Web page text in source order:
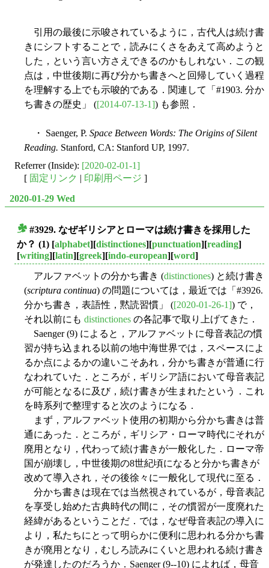
引用の最後に示唆されているように，古代人は続け書
きにシフトすることで，読みにくさをあえて高めようと
した，という言い方さえできるのかもしれない．この観
点は，中世後期に再び分かち書きへと回帰していく過程
を理解する上でも示唆的である．関連して「#1903. 分か
ち書きの歴史」 ([2014-07-13-1]) も参照．
・ Saenger, P. Space Between Words: The Origins of Silent
Reading. Stanford, CA: Stanford UP, 1997.
Referrer (Inside): [2020-02-01-1]
[ 固定リンク | 印刷用ページ ]
2020-01-29 Wed
#3929. なぜギリシアとローマは続け書きを採用した
か？ (1) [alphabet][distinctiones][punctuation][reading]
[writing][latin][greek][indo-european][word]
アルファベットの分かち書き (distinctiones) と続け書き
(scriptura continua) の問題については，最近では「#3926.
分かち書き，表語性，黙読習慣」 ([2020-01-26-1]) で，
それ以前にも distinctiones の各記事で取り上げてきた．
Saenger (9) によると，アルファベットに母音表記の慣
習が持ち込まれる以前の地中海世界では，スペースによ
るか点によるかの違いこそあれ，分かち書きが普通に行
なわれていた．ところが，ギリシア語において母音表記
が可能となるに及び，続け書きが生まれたという．これ
を時系列で整理すると次のようになる．
まず，アルファベット使用の初期から分かち書きは普
通にあった．ところが，ギリシア・ローマ時代にそれが
廃用となり，代わって続け書きが一般化した．ローマ帝
国が崩壊し，中世後期の8世紀頃になると分かち書きが
改めて導入され，その後徐々に一般化して現代に至る．
分かち書きは現在では当然視されているが，母音表記
を享受し始めた古典時代の間に，その慣習が一度廃れた
経緯があるということだ．では，なぜ母音表記の導入に
より，私たちにとって明らかに便利に思われる分かち書
きが廃用となり，むしろ読みにくいと思われる続け書き
が発達したのだろうか．Saenger (9--10) によれば，母音